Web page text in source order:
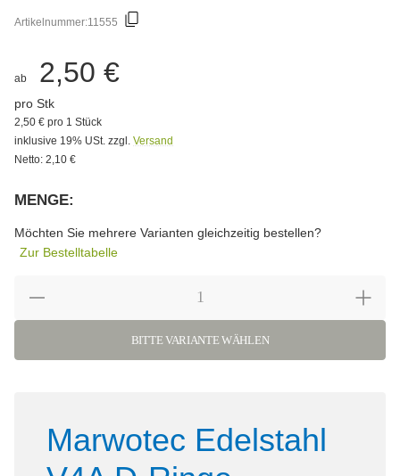
Artikelnummer:11555
ab 2,50 €
pro Stk
2,50 € pro 1 Stück
inklusive 19% USt. zzgl. Versand
Netto: 2,10 €
MENGE:
Möchten Sie mehrere Varianten gleichzeitig bestellen?
Zur Bestelltabelle
BITTE VARIANTE WÄHLEN
Marwotec Edelstahl